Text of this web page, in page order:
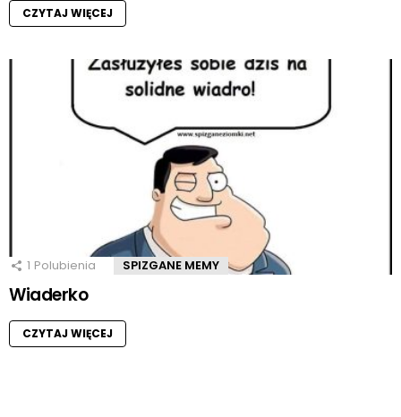
CZYTAJ WIĘCEJ
1 Polubienia SPIZGANE MEMY
Wiaderko
CZYTAJ WIĘCEJ